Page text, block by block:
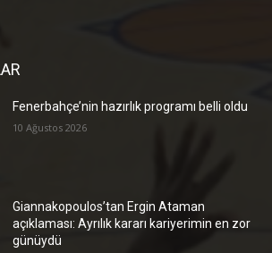
Fenerbahçe’nin hazırlık programı belli oldu
10 Ağustos 2026
Giannakopoulos’tan Ergin Ataman
açıklaması: Ayrılık kararı kariyerimin en zor
günüydü